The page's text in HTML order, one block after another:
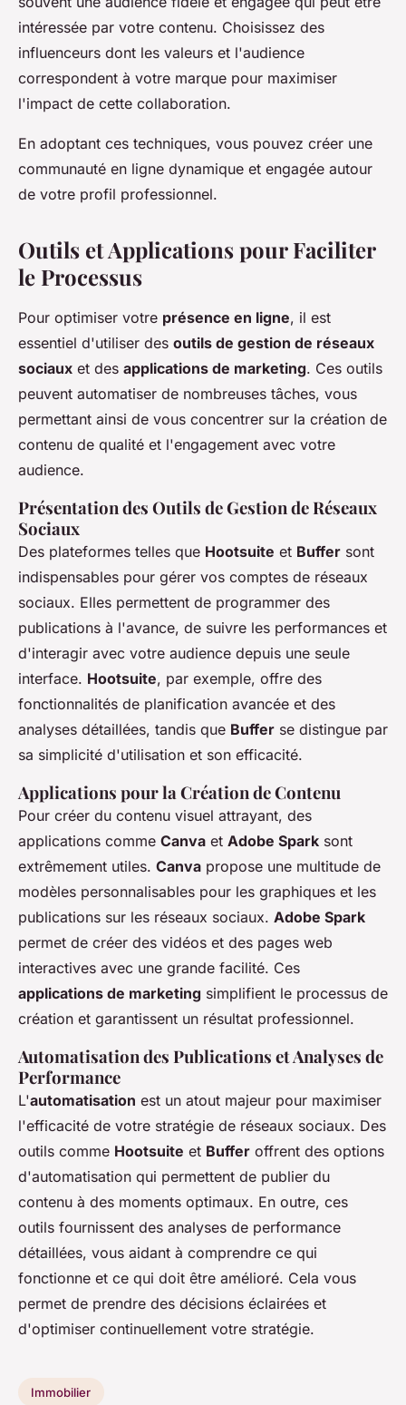
intéressée par votre contenu. Choisissez des
influenceurs dont les valeurs et l'audience
correspondent à votre marque pour maximiser
l'impact de cette collaboration.
En adoptant ces techniques, vous pouvez créer une
communauté en ligne dynamique et engagée autour
de votre profil professionnel.
Outils et Applications pour Faciliter
le Processus
Pour optimiser votre présence en ligne, il est
essentiel d'utiliser des outils de gestion de réseaux
sociaux et des applications de marketing. Ces outils
peuvent automatiser de nombreuses tâches, vous
permettant ainsi de vous concentrer sur la création de
contenu de qualité et l'engagement avec votre
audience.
Présentation des Outils de Gestion de Réseaux
Sociaux
Des plateformes telles que Hootsuite et Buffer sont
indispensables pour gérer vos comptes de réseaux
sociaux. Elles permettent de programmer des
publications à l'avance, de suivre les performances et
d'interagir avec votre audience depuis une seule
interface. Hootsuite, par exemple, offre des
fonctionnalités de planification avancée et des
analyses détaillées, tandis que Buffer se distingue par
sa simplicité d'utilisation et son efficacité.
Applications pour la Création de Contenu
Pour créer du contenu visuel attrayant, des
applications comme Canva et Adobe Spark sont
extrêmement utiles. Canva propose une multitude de
modèles personnalisables pour les graphiques et les
publications sur les réseaux sociaux. Adobe Spark
permet de créer des vidéos et des pages web
interactives avec une grande facilité. Ces
applications de marketing simplifient le processus de
création et garantissent un résultat professionnel.
Automatisation des Publications et Analyses de
Performance
L'automatisation est un atout majeur pour maximiser
l'efficacité de votre stratégie de réseaux sociaux. Des
outils comme Hootsuite et Buffer offrent des options
d'automatisation qui permettent de publier du
contenu à des moments optimaux. En outre, ces
outils fournissent des analyses de performance
détaillées, vous aidant à comprendre ce qui
fonctionne et ce qui doit être amélioré. Cela vous
permet de prendre des décisions éclairées et
d'optimiser continuellement votre stratégie.
Immobilier